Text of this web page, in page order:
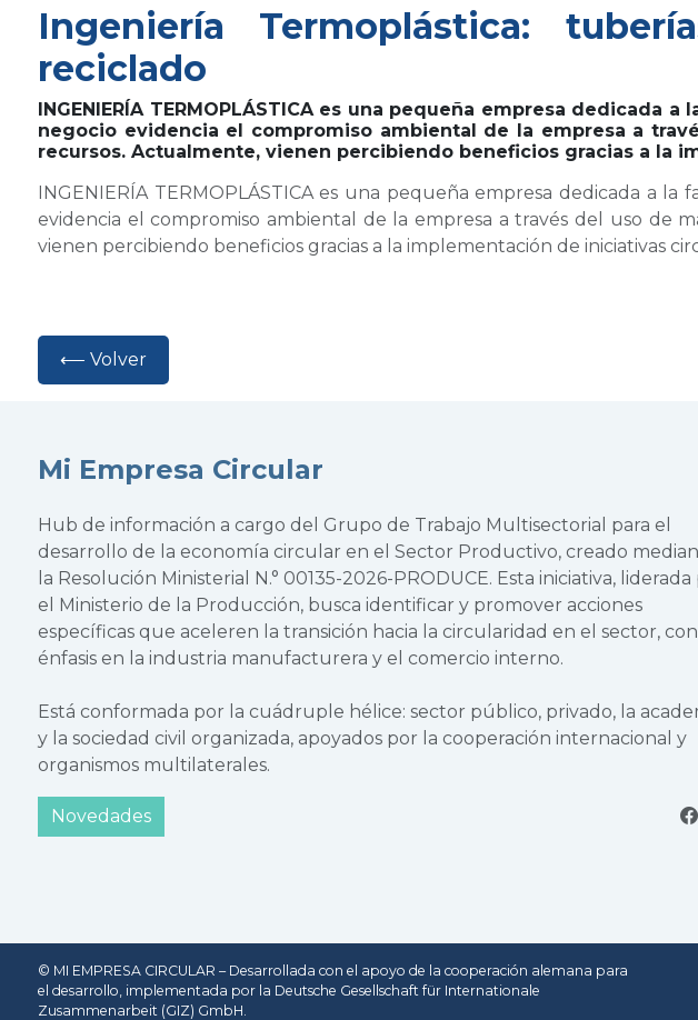
Ingeniería Termoplástica:
reciclado
INGENIERÍA TERMOPLÁSTICA es una pequeña empresa
negocio evidencia el compromiso ambiental de la empresa a
recursos. Actualmente, vienen percibiendo beneficios gracias a la
INGENIERÍA TERMOPLÁSTICA es una pequeña empresa dedicada a
evidencia el compromiso ambiental de la empresa a través del uso de
vienen percibiendo beneficios gracias a la implementación de iniciativas
⟵ Volver
Mi Empresa Circular
Hub de información a cargo del Grupo de Trabajo Multisectorial para el
desarrollo de la economía circular en el Sector Productivo, creado
la Resolución Ministerial N.° 00135-2026-PRODUCE. Esta iniciativa, liderada
el Ministerio de la Producción, busca identificar y promover acciones
específicas que aceleren la transición hacia la circularidad en el sector, con
énfasis en la industria manufacturera y el comercio interno.
Está conformada por la cuádruple hélice: sector público, privado, la
y la sociedad civil organizada, apoyados por la cooperación internacional y
organismos multilaterales.
Novedades
© MI EMPRESA CIRCULAR – Desarrollada con el apoyo de la cooperación alemana para
el desarrollo, implementada por la Deutsche Gesellschaft für Internationale
Zusammenarbeit (GIZ) GmbH.